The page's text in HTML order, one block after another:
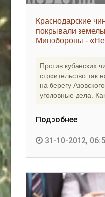
Краснодарские
покрывали
Минобороны -
Против кубанских
строительство так
на берегу
уголовные дела.
Подробнее
31-10-2012,